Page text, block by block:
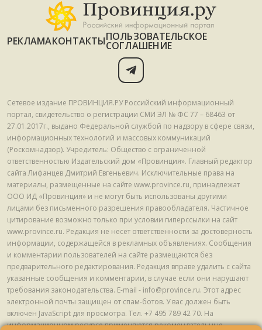
РЕКЛАМАКОНТАКТЫПОЛЬЗОВАТЕЛЬСКОЕ
СОГЛАШЕНИЕ
Сетевое издание ПРОВИНЦИЯ.РУ Российский информационный
портал, свидетельство о регистрации СМИ ЭЛ № ФС 77 – 68463 от
27.01.2017г., выдано Федеральной службой по надзору в сфере связи,
информационных технологий и массовых коммуникаций
(Роскомнадзор). Учредитель: Общество с ограниченной
ответственностью Издательский дом «Провинция». Главный редактор
сайта Лифанцев Дмитрий Евгеньевич. Исключительные права на
материалы, размещенные на сайте www.province.ru, принадлежат
ООО ИД «Провинция» и не могут быть использованы другими
лицами без письменного разрешения правообладателя. Частичное
цитирование возможно только при условии гиперссылки на сайт
www.province.ru. Редакция не несет ответственности за достоверность
информации, содержащейся в рекламных объявлениях. Сообщения
и комментарии пользователей на сайте размещаются без
предварительного редактирования. Редакция вправе удалить с сайта
указанные сообщения и комментарии, в случае если они нарушают
требования законодательства. E-mail - info@province.ru. Этот адрес
электронной почты защищен от спам-ботов. У вас должен быть
включен JavaScript для просмотра. Tел. +7 495 789 42 70. На
информационном ресурсе применяются рекомендательные